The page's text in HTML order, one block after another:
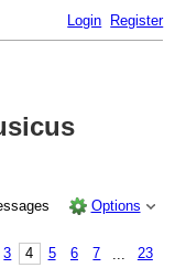
Login Register
Options
3 4 5 6 7
23